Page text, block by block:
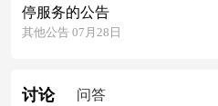
停服务的公告
其他公告 07月28日
讨论 问答